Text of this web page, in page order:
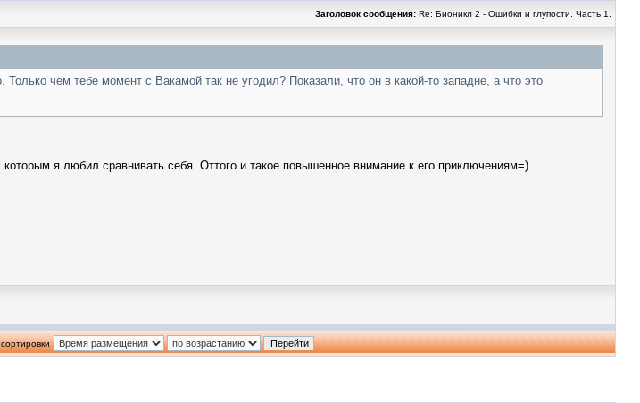
Заголовок сообщения: Re: Бионикл 2 - Ошибки и глупости. Часть 1.
чем тебе момент с Вакамой так не угодил? Показали, что он в какой-то западне, а что это
я любил сравнивать себя. Оттого и такое повышенное внимание к его приключениям=)